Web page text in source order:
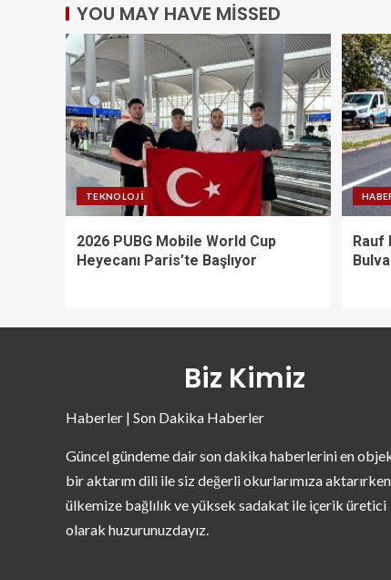
YOU MAY HAVE MISSED
TEKNOLOJI
2026 PUBG Mobile World Cup
Heyecanı Paris’te Başlıyor
Rauf
Biz Kimiz
Haberler | Son Dakika Haberler
Güncel gündeme dair son dakika haberlerini en
bir aktarım dili ile siz değerli okurlarımıza
ülkemize bağlılık ve yüksek sadakat ile içerik üretici
olarak huzurunuzdayız.